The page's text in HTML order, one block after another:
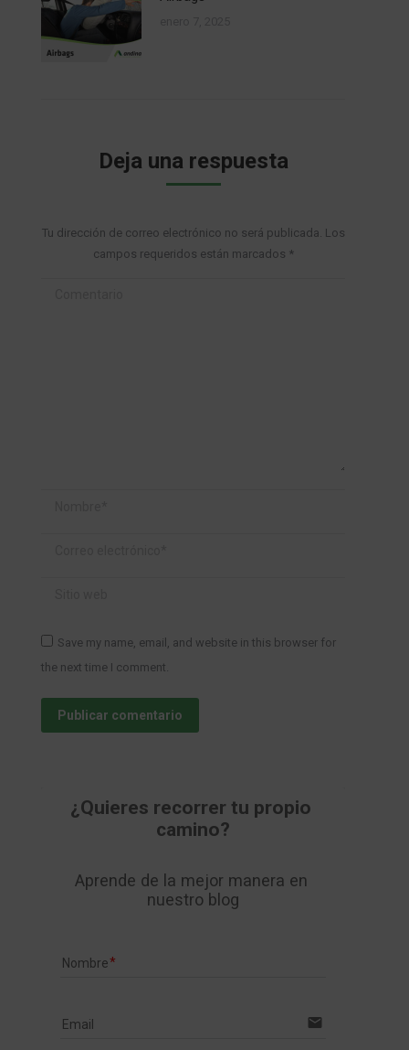
Deja una respuesta
Tu dirección de correo electrónico no será publicada. Los
campos requeridos están marcados *
Save my name, email, and website in this browser for
the next time I comment.
Publicar comentario
¿Quieres recorrer tu propio
camino?
Aprende de la mejor manera en
nuestro blog
Nombre
Email email